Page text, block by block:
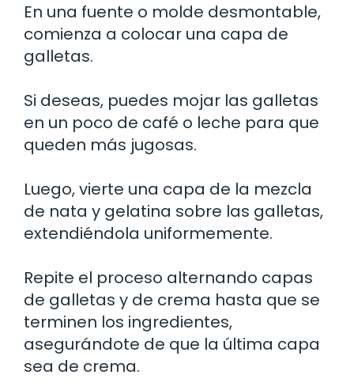
En una fuente o molde desmontable,
comienza a colocar una capa de
galletas.
Si deseas, puedes mojar las galletas
en un poco de café o leche para que
queden más jugosas.
Luego, vierte una capa de la mezcla
de nata y gelatina sobre las galletas,
extendiéndola uniformemente.
Repite el proceso alternando capas
de galletas y de crema hasta que se
terminen los ingredientes,
asegurándote de que la última capa
sea de crema.